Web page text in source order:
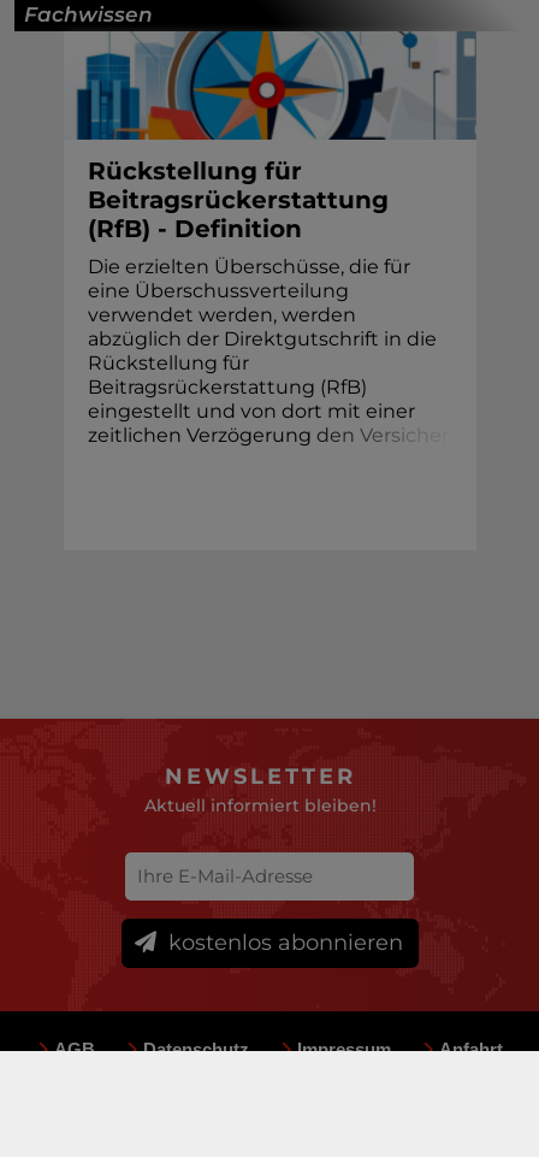
Fachwissen
Rückstellung für
Beitragsrückerstattung
(RfB) - Definition
Die erzielten Überschüsse, die für
eine Überschussverteilung
verwendet werden, werden
abzüglich der Direktgutschrift in die
Rückstellung für
Beitragsrückerstattung (RfB)
eingestellt und von dort mit einer
zeitlichen Verzögerung den Versich
NEWSLETTER
Aktuell informiert bleiben!
kostenlos abonnieren
AGB Datenschutz Impressum
Anfahrt